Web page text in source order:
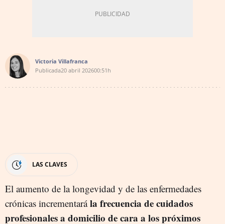
Victoria Villafranca
Publicada20 abril 202600:51h
LAS CLAVES
El aumento de la longevidad y de las enfermedades
crónicas incrementarála frecuencia de cuidados
profesionales a domicilio de cara a los próximos